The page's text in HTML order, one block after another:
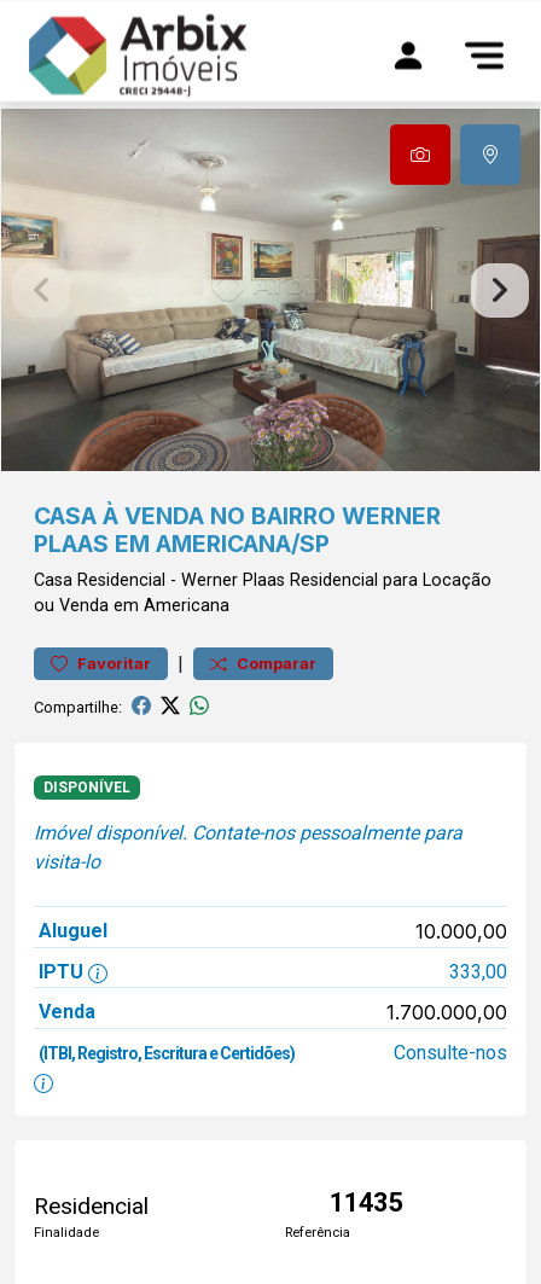
CASA À VENDA NO BAIRRO WERNER
PLAAS EM AMERICANA/SP
Casa Residencial - Werner Plaas Residencial para Locação
ou Venda em Americana
Favoritar | Comparar
Compartilhe:
DISPONÍVEL
Imóvel disponível. Contate-nos pessoalmente para
visita-lo
Aluguel 10.000,00
IPTU
333,00
Venda
1.700.000,00
(ITBI, Registro, Escritura e Certidões) Consulte-nos
Residencial
Finalidade
11435
Referência